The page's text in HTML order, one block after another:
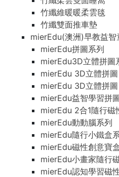
竹纖維暖暖柔雲毯
竹纖雙面推車墊
mierEdu(澳洲)早教益智
mierEdu拼圖系列
mierEdu3D立體拼圖
mierEdu 3D立體拼
mierEdu 3D立體拼
mierEdu益智學習拼
mierEdu 2合1隨行磁
mierEdu動動腦系列
mierEdu隨行小鐵盒
mierEdu磁性創意寶
mierEdu小畫家隨行
mierEdu認知學習磁